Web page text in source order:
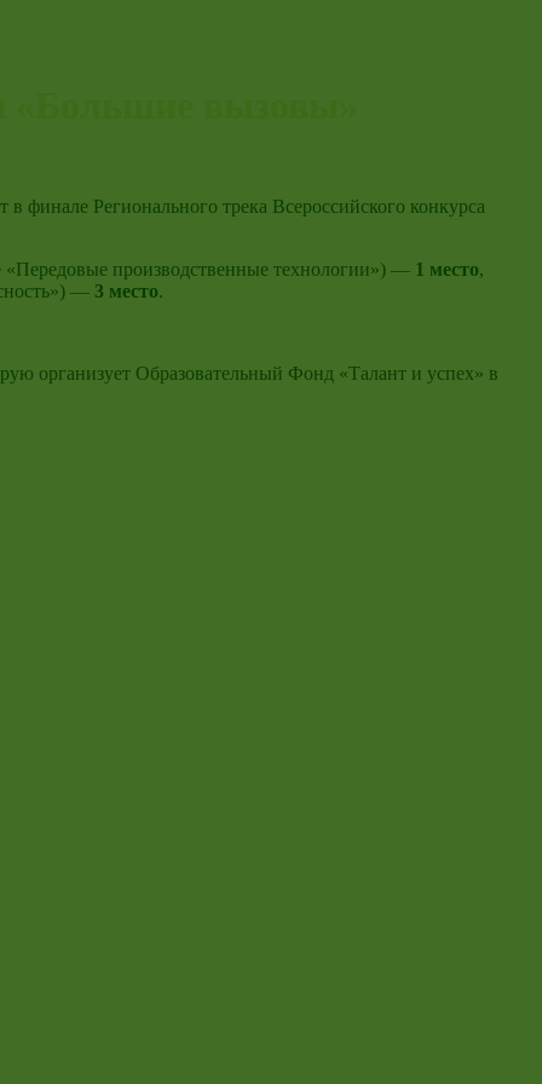
финале Регионального трека Всероссийского конкурса
«Передовые производственные технологии») — 1 место,
— 3 место.
организует Образовательный Фонд «Талант и успех» в